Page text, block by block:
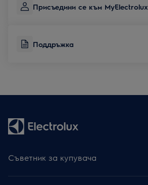
Присъедини се към MyElectrolux
Поддръжка
Съветник за купувача